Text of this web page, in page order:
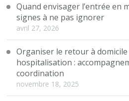
Quand envisager l’entrée en
signes à ne pas ignorer
avril 27, 2026
Organiser le retour à
hospitalisation :
coordination
novembre 18, 2025